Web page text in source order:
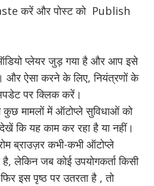
करें और पोस्ट को Publish
प्लेयर जुड़ गया है और आप इसे
ऐसा करने के लिए, नियंत्रणों के
पर क्लिक करें।
मामलों में ऑटोप्ले सुविधाओं को
कि यह काम कर रहा है या नहीं।
ब्राउज़र कभी-कभी ऑटोप्ले
लेकिन जब कोई उपयोगकर्ता किसी
इस पृष्ठ पर उतरता है , तो